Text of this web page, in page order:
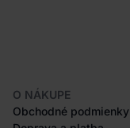
O NÁKUPE
Obchodné podmienky
Doprava a platba